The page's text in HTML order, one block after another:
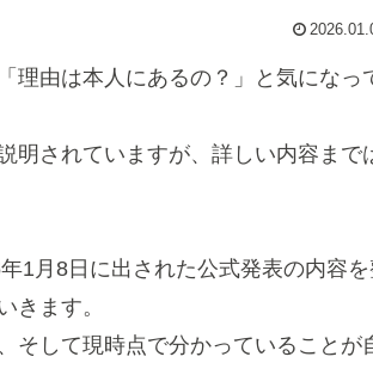
理由は本人にあるの？」と気になっ
明されていますが、詳しい内容まで
1月8日に出された公式発表の内容
きます。
そして現時点で分かっていることが